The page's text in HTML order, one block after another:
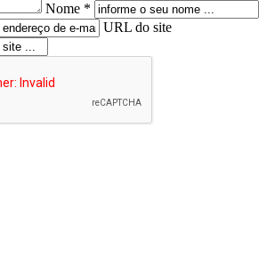
Nome *
URL do site